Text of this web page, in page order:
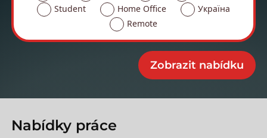
Student
Home Office
Україна
Remote
Nabídky práce